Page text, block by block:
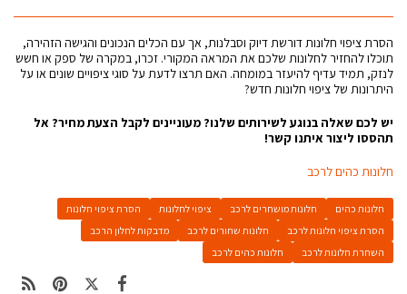
הסרת ציפוי חלונות דורשת דיוק וסבלנות, אך עם הכלים הנכונים והגישה הזהירה,
תוכלו להחזיר לחלונות שלכם את המראה המקורי. זכרו, במקרה של ספק או חשש
לנזק, תמיד עדיף להיעזר במומחה. האם תרצו לדעת על סוגי ציפויים שונים או על
היתרונות של ציפוי חלונות חדש?
יש לכם שאלה בנוגע לשירותים שלנו? מעוניינים לקבל הצעת מחיר? אל
תהססו ליצור איתנו קשר!
חלונות כהים לרכב
חלונות כהים חלונות מושחרים לרכב ציפוי לחלונות
הסרת ציפוי חלונות
הסרת ציפוי חלונות לרכב
חלונות שחורים לרכב
מדבקות לחלון הרכב
השחרת חלונות לרכב
חלונות כהים לרכב